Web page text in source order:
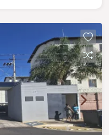
brinquedoteca,
piscina e
segurança e